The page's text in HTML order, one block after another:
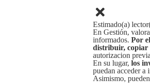
Estimado(a)
En Gestión,
informados. Por
distribuir, copiar
autorizacion
En su lugar, los
puedan acceder a
Asimismo, pueden